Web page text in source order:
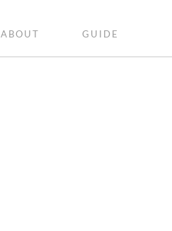
ABOUT GUIDE